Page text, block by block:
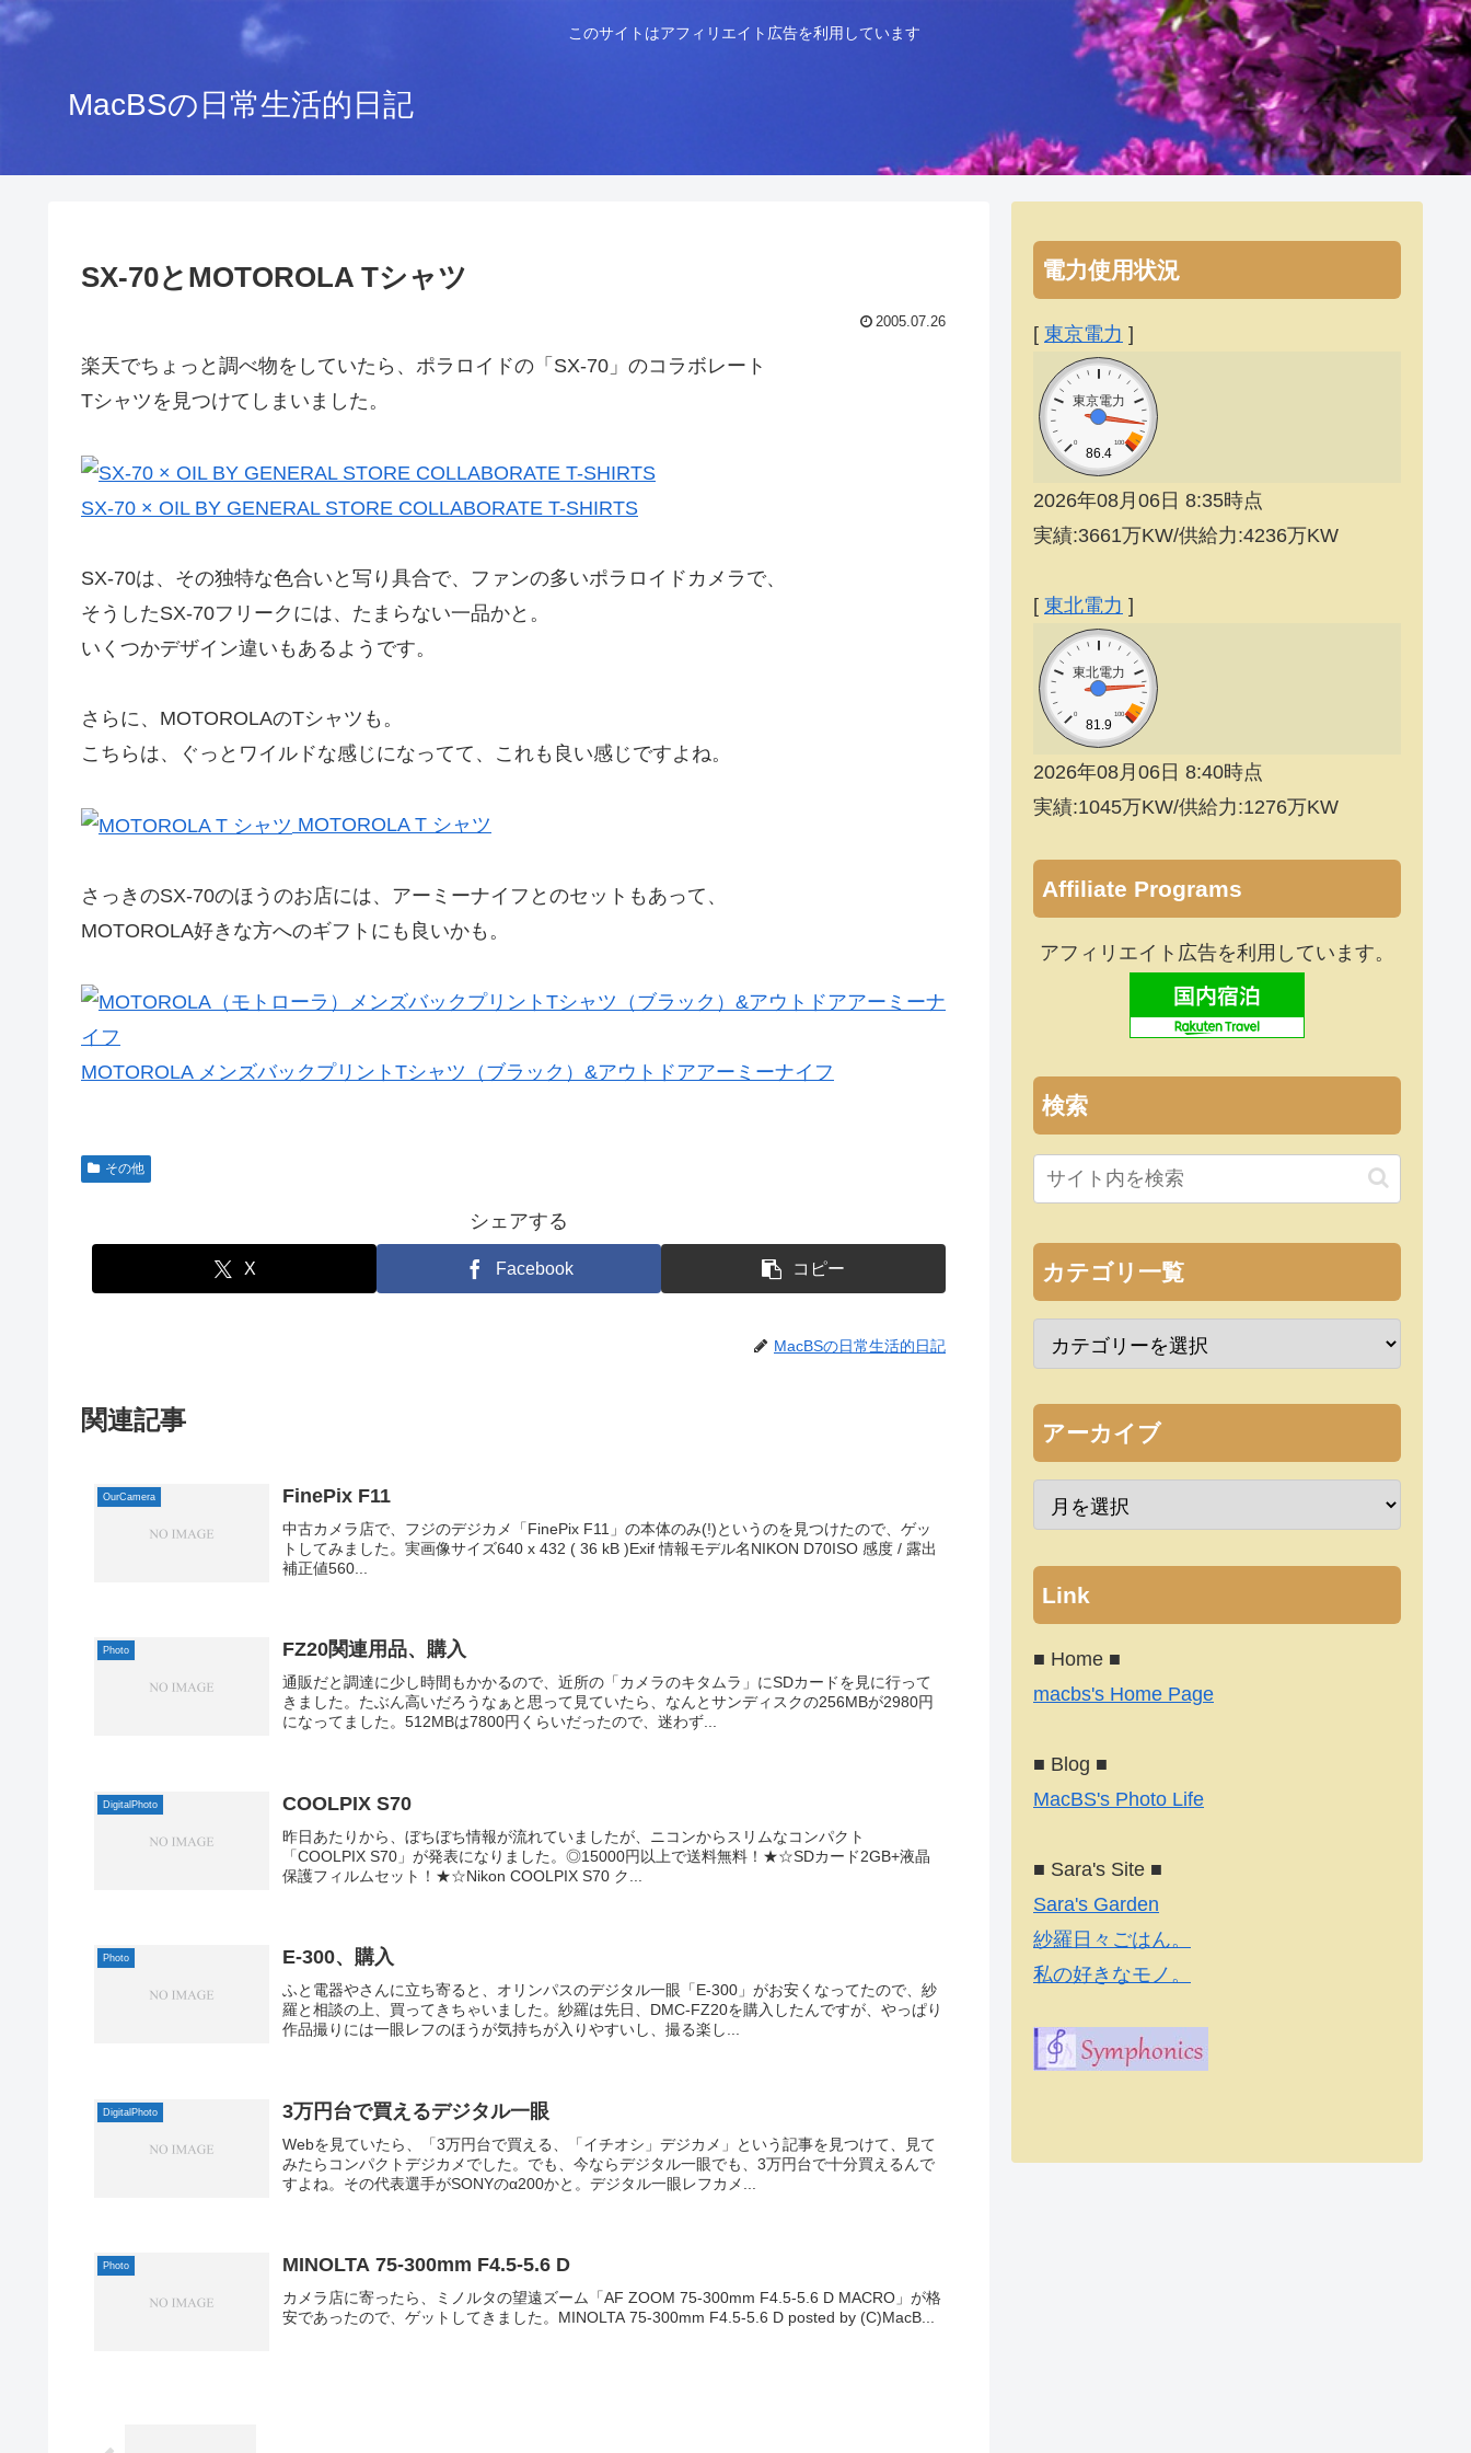
このサイトはアフィリエイト広告を利用しています
MacBSの日常生活的日記
SX-70とMOTOROLA Tシャツ
2005.07.26
楽天でちょっと調べ物をしていたら、ポラロイドの「SX-70」のコラボレート
Tシャツを見つけてしまいました。
SX-70 × OIL BY GENERAL STORE COLLABORATE T-SHIRTS
SX-70は、その独特な色合いと写り具合で、ファンの多いポラロイドカメラで、
そうしたSX-70フリークには、たまらない一品かと。
いくつかデザイン違いもあるようです。
さらに、MOTOROLAのTシャツも。
こちらは、ぐっとワイルドな感じになってて、これも良い感じですよね。
MOTOROLA T シャツ
さっきのSX-70のほうのお店には、アーミーナイフとのセットもあって、
MOTOROLA好きな方へのギフトにも良いかも。
MOTOROLA メンズバックプリントTシャツ（ブラック）&アウトドアアーミーナイフ
その他
シェアする
X Facebook コピー
MacBSの日常生活的日記
関連記事
OurCamera FinePix F11
中古カメラ店で、フジのデジカメ「FinePix F11」の本体のみ(!)というのを見つけたので、ゲッ
トしてみました。実画像サイズ640 x 432 ( 36 kB )Exif 情報モデル名NIKON D70ISO 感度 / 露出
補正値560...
Photo FZ20関連用品、購入
通販だと調達に少し時間もかかるので、近所の「カメラのキタムラ」にSDカードを見に行って
きました。たぶん高いだろうなぁと思って見ていたら、なんとサンディスクの256MBが2980円
になってました。512MBは7800円くらいだったので、迷わず...
DigitalPhoto COOLPIX S70
昨日あたりから、ぼちぼち情報が流れていましたが、ニコンからスリムなコンパクト
「COOLPIX S70」が発表になりました。◎15000円以上で送料無料！★☆SDカード2GB+液晶
保護フィルムセット！★☆Nikon COOLPIX S70 ク...
Photo E-300、購入
ふと電器やさんに立ち寄ると、オリンパスのデジタル一眼「E-300」がお安くなってたので、紗
羅と相談の上、買ってきちゃいました。紗羅は先日、DMC-FZ20を購入したんですが、やっぱり
作品撮りには一眼レフのほうが気持ちが入りやすいし、撮る楽し...
DigitalPhoto 3万円台で買えるデジタル一眼
Webを見ていたら、「3万円台で買える、「イチオシ」デジカメ」という記事を見つけて、見て
みたらコンパクトデジカメでした。でも、今ならデジタル一眼でも、3万円台で十分買えるんで
すよね。その代表選手がSONYのα200かと。デジタル一眼レフカメ...
Photo MINOLTA 75-300mm F4.5-5.6 D
カメラ店に寄ったら、ミノルタの望遠ズーム「AF ZOOM 75-300mm F4.5-5.6 D MACRO」が格
安であったので、ゲットしてきました。MINOLTA 75-300mm F4.5-5.6 D posted by (C)MacB...
電力使用状況
[ 東京電力 ]
東京電力
0 100
86.4
2026年08月06日 8:35時点
実績:3661万KW/供給力:4236万KW
[ 東北電力 ]
東北電力
0 100
81.9
2026年08月06日 8:40時点
実績:1045万KW/供給力:1276万KW
Affiliate Programs
アフィリエイト広告を利用しています。
検索
カテゴリ一覧
アーカイブ
Link
■ Home ■
macbs's Home Page
■ Blog ■
MacBS's Photo Life
■ Sara's Site ■
Sara's Garden
紗羅日々ごはん。
私の好きなモノ。